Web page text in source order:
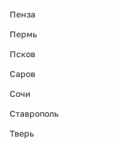
Пенза
Пермь
Псков
Саров
Сочи
Ставрополь
Тверь